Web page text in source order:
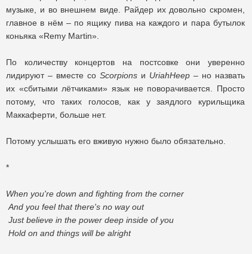
музыке, и во внешнем виде. Райдер их довольно скромен,
главное в нём – по ящику пива на каждого и пара бутылок
коньяка «Remy Martin».
По количеству концертов на постсовке они уверенно
лидируют – вместе со Scorpions и UriahHeep – но назвать
их «сбитыми лётчиками» язык не поворачивается. Просто
потому, что таких голосов, как у заядлого курильщика
Маккаферти, больше нет.
Потому услышать его вживую нужно было обязательно.
*
When you're down and fighting from the corner
And you feel that there's no way out
Just believe in the power deep inside of you
Hold on and things will be alright